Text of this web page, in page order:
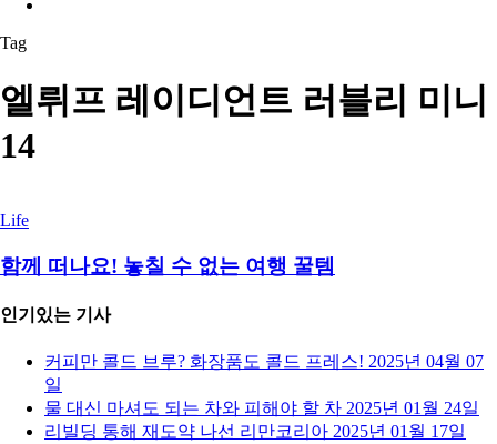
Tag
엘뤼프 레이디언트 러블리 미니
14
Life
함께 떠나요! 놓칠 수 없는 여행 꿀템
인기있는 기사
커피만 콜드 브루? 화장품도 콜드 프레스! 2025년 04월 07
일
물 대신 마셔도 되는 차와 피해야 할 차 2025년 01월 24일
리빌딩 통해 재도약 나선 리만코리아 2025년 01월 17일